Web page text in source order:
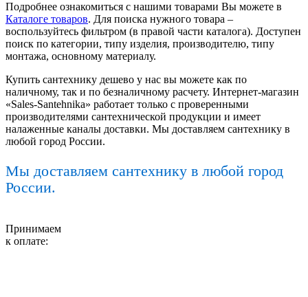
Подробнее ознакомиться с нашими товарами Вы можете в
Каталоге товаров. Для поиска нужного товара –
воспользуйтесь фильтром (в правой части каталога). Доступен
поиск по категории, типу изделия, производителю, типу
монтажа, основному материалу.
Купить сантехнику дешево у нас вы можете как по
наличному, так и по безналичному расчету. Интернет-магазин
«Sales-Santehnika» работает только с проверенными
производителями сантехнической продукции и имеет
налаженные каналы доставки. Мы доставляем сантехнику в
любой город России.
Мы доставляем сантехнику в любой город
России.
Принимаем
к оплате: